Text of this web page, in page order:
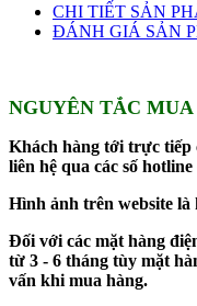
CHI TIẾT SẢN
ĐÁNH GIÁ SẢN
NGUYÊN TẮC MUA
Khách hàng tới trực tiếp
liên hệ qua các số
Hình ảnh trên website
Đối với các mặt hàng
từ 3 - 6 tháng tùy mặt
vấn khi mua hàng.